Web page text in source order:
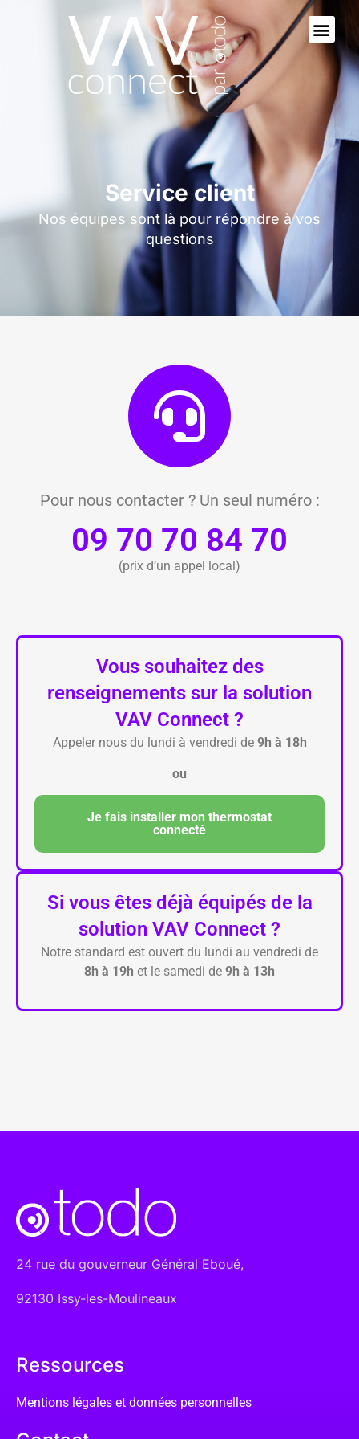
Service client
Nos équipes sont là pour répondre à vos
questions
Pour nous contacter ? Un seul numéro :
09 70 70 84 70
(prix d’un appel local)
Vous souhaitez des
renseignements sur la solution
VAV Connect ?
Appeler nous du lundi à vendredi de 9h à 18h
ou
Je fais installer mon thermostat
connecté
Si vous êtes déjà équipés de la
solution VAV Connect ?
Notre standard est ouvert du lundi au vendredi de
8h à 19h et le samedi de 9h à 13h
24 rue du gouverneur Général Eboué,
92130 Issy-les-Moulineaux
Ressources
Mentions légales et données personnelles